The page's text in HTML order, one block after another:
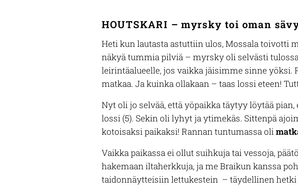
HOUTSKARI – myrsky toi oman
Heti kun lautasta astuttiin ulos, Mossala toivotti
näkyä tummia pilviä – myrsky oli selvästi
leirintäalueelle, jos vaikka jäisimme sinne
matkaa. Ja kuinka ollakaan – taas lossi eteen!
Nyt oli jo selvää, että yöpaikka täytyy löytää
lossi (5). Sekin oli lyhyt ja ytimekäs. Sittenpä
kotoisaksi paikaksi! Rannan tuntumassa oli
Vaikka paikassa ei ollut suihkuja tai vessoja,
hakemaan iltaherkkuja, ja me Braikun kanssa
taidonnäytteisiin lettukestein – täydellinen